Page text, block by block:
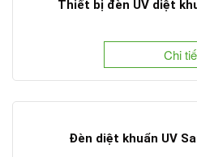
Thiết bị đèn UV diệt
Chi
Đèn diệt khuẩn UV